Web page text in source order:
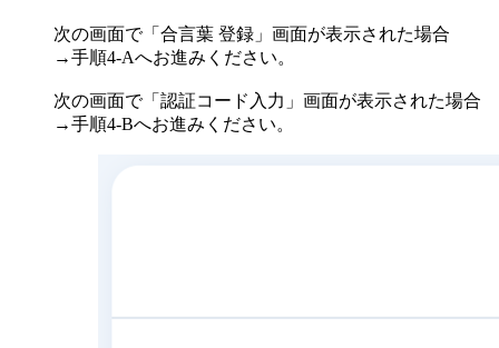
次の画面で「合言葉 登録」画面が表示された場合
→手順4-Aへお進みください。
次の画面で「認証コード入力」画面が表示された場合
→手順4-Bへお進みください。